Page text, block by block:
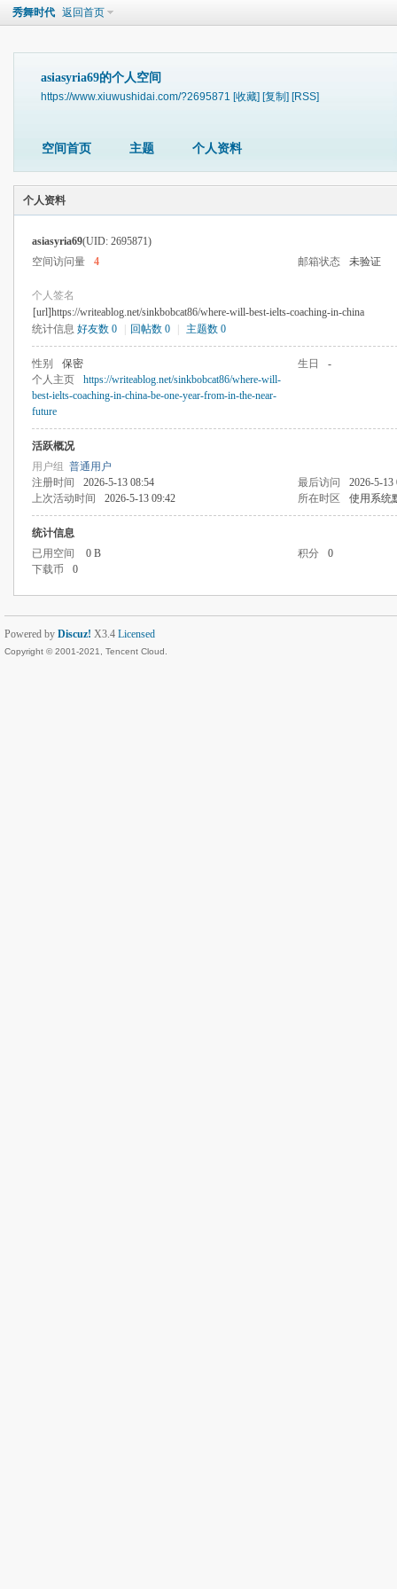
秀舞时代 返回首页
asiasyria69的个人空间
https://www.xiuwushidai.com/?2695871 [收藏] [复制] [RSS]
空间首页 主题 个人资料
个人资料
asiasyria69(UID: 2695871)
空间访问量
4 邮箱状态 未验证
个人签名
[url]https://writeablog.net/sinkbobcat86/where-will-best-ielts-coaching-in-china
统计信息 好友数 0 回帖数 0 主题数 0
性别 保密 生日
-
个人主页
https://writeablog.net/sinkbobcat86/where-will-
best-ielts-coaching-in-china-be-one-year-from-in-the-near-
future
活跃概况
用户组 普通用户
注册时间
2026-5-13 08:54 最后访问
2026-5-13
上次活动时间
2026-5-13 09:42 所在时区 使用系统
统计信息
已用空间
0 B 积分
0
下载币
0
Powered by Discuz! X3.4 Licensed
Copyright © 2001-2021, Tencent Cloud.